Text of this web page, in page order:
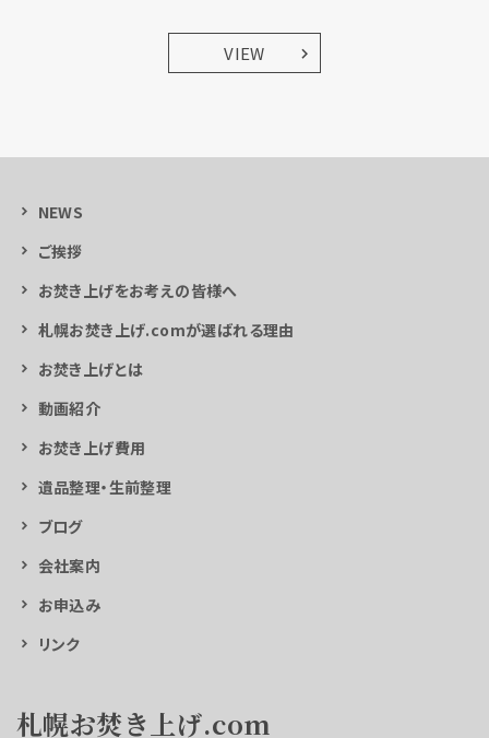
VIEW
NEWS
ご挨拶
お焚き上げをお考えの皆様へ
札幌お焚き上げ.comが選ばれる理由
お焚き上げとは
動画紹介
お焚き上げ費用
遺品整理・生前整理
ブログ
会社案内
お申込み
リンク
札幌お焚き上げ.com